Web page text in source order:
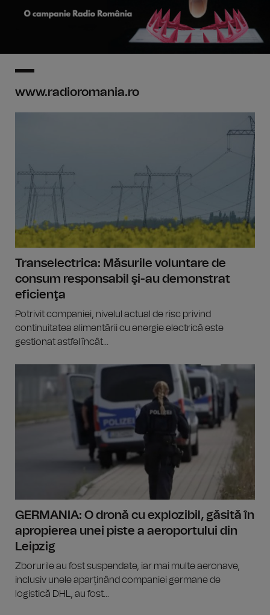
www.radioromania.ro
Transelectrica: Măsurile voluntare de
consum responsabil şi-au demonstrat
eficienţa
Potrivit companiei, nivelul actual de risc privind
continuitatea alimentării cu energie electrică este
gestionat astfel încât...
GERMANIA: O dronă cu explozibil, găsită în
apropierea unei piste a aeroportului din
Leipzig
Zborurile au fost suspendate, iar mai multe aeronave,
inclusiv unele aparținând companiei germane de
logistică DHL, au fost...